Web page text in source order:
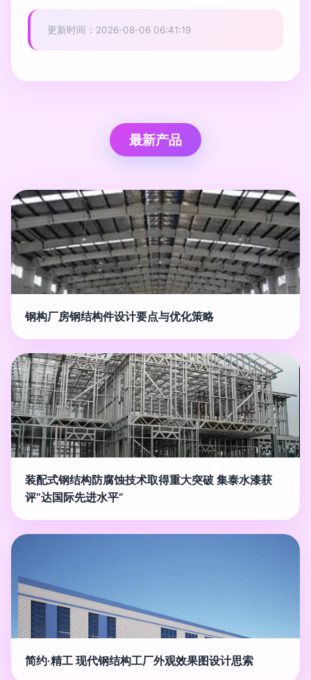
更新时间：2026-08-06 06:41:19
最新产品
钢构厂房钢结构件设计要点与优化策略
装配式钢结构防腐蚀技术取得重大突破 集泰水漆获
评“达国际先进水平”
简约·精工 现代钢结构工厂外观效果图设计思索